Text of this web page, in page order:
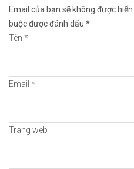
✅𝘔ở 𝘵à𝘪 𝘬𝘩𝘰ả𝘯 𝘵𝘳ê𝘯
Email của bạn sẽ không được
buộc được đánh dấu *
Tên *
Email *
Trang web